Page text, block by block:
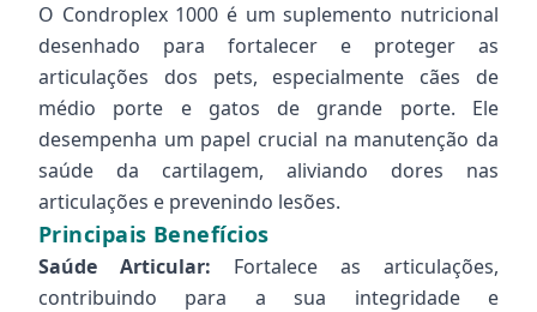
O Condroplex 1000 é um suplemento nutricional
desenhado para fortalecer e proteger as
articulações dos pets, especialmente cães de
médio porte e gatos de grande porte. Ele
desempenha um papel crucial na manutenção da
saúde da cartilagem, aliviando dores nas
articulações e prevenindo lesões.
Principais Benefícios
Saúde Articular: Fortalece as articulações,
contribuindo para a sua integridade e